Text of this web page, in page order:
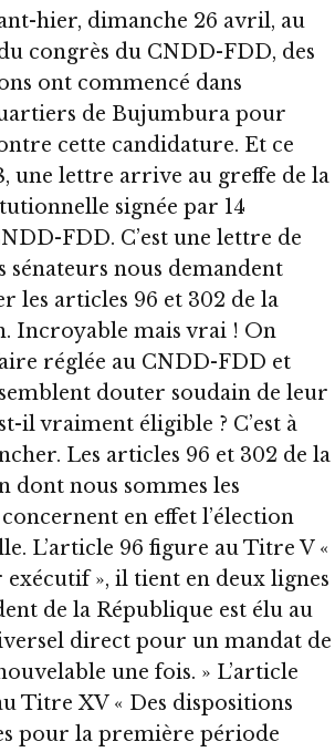
hier, dimanche 26 avril, au
congrès du CNDD-FDD, des
ont commencé dans
de Bujumbura pour
cette candidature. Et ce
une lettre arrive au greffe de la
signée par 14
FDD. C’est une lettre de
sénateurs nous demandent
les articles 96 et 302 de la
Incroyable mais vrai ! On
réglée au CNDD-FDD et
douter soudain de leur
il vraiment éligible ? C’est à
Les articles 96 et 302 de la
dont nous sommes les
en effet l’élection
L’article 96 figure au Titre V «
», il tient en deux lignes
de la République est élu au
direct pour un mandat de
une fois. » L’article
Titre XV « Des dispositions
pour la première période